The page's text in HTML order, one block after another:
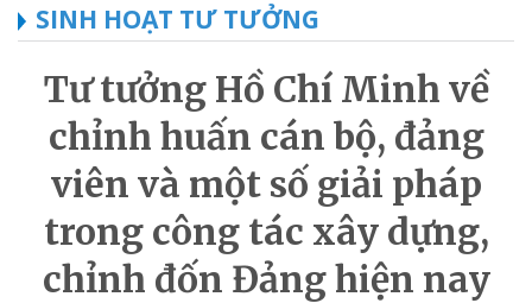
SINH HOẠT TƯ TƯỞNG
Tư tưởng Hồ Chí Minh về
chỉnh huấn cán bộ, đảng
viên và một số giải pháp
trong công tác xây dựng,
chỉnh đốn Đảng hiện nay